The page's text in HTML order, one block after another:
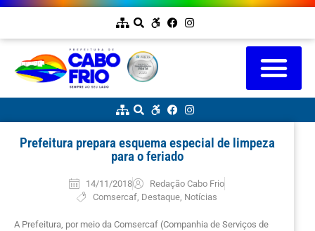
Prefeitura prepara esquema especial de limpeza
para o feriado
14/11/2018
Redação Cabo Frio
Comsercaf Destaque Notícias
A Prefeitura, por meio da Comsercaf (Companhia de Serviços de